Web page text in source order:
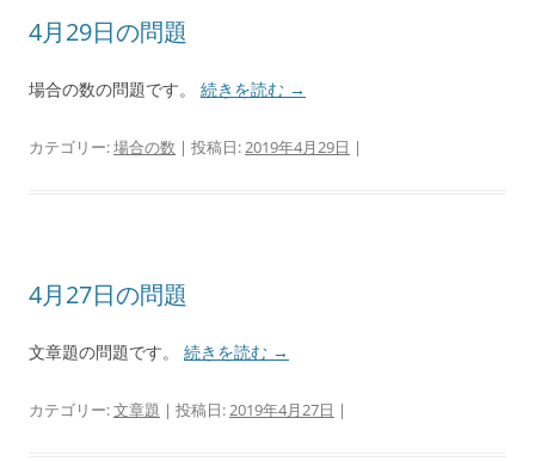
4月29日の問題
場合の数の問題です。 続きを読む →
カテゴリー:場合の数 | 投稿日:2019年4月29日 |
4月27日の問題
文章題の問題です。 続きを読む →
カテゴリー:文章題 | 投稿日:2019年4月27日 |